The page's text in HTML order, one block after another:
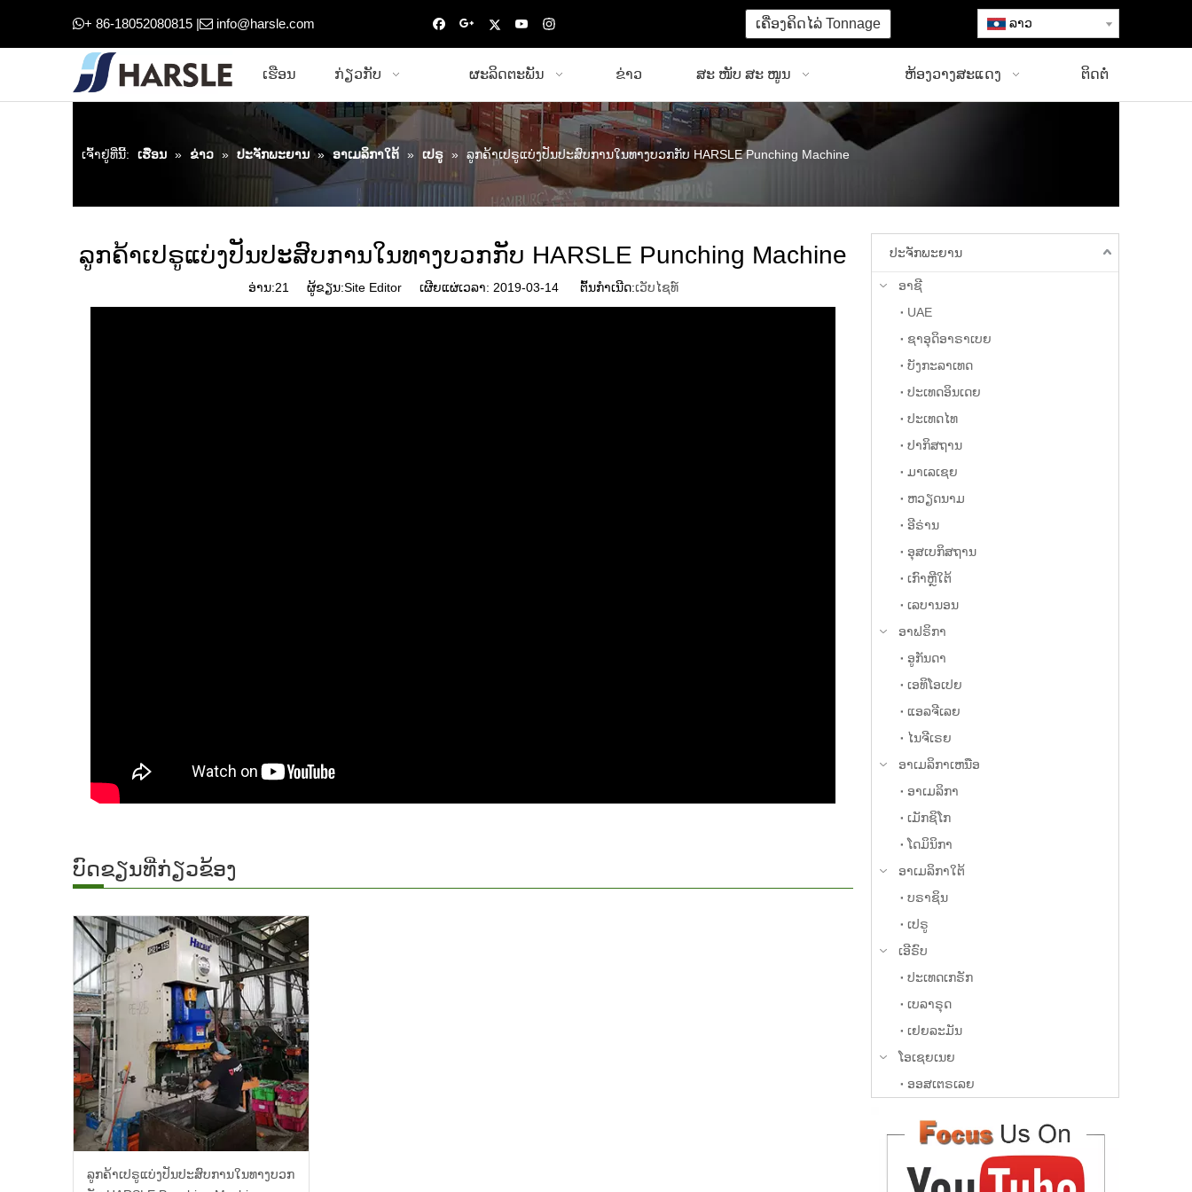
+ 86-18052080815 | info@harsle.com ເຄື່ອງຄິດໄລ່ Tonnage ລາວ
ເຮືອນ ກ່ຽວກັບ ຜະລິດຕະພັນ ຂ່າວ ສະ ໜັບ ສະ ໜູນ ຫ້ອງວາງສະແດງ ຕິດຕໍ່
ເຈົ້າ​ຢູ່​ທີ່​ນີ້: ເຮືອນ » ຂ່າວ » ປະຈັກພະຍານ » ອາ​ເມລິ​ກາ​ໃຕ້ » ເປຣູ » ລູກຄ້າເປຣູແບ່ງປັນປະສົບການໃນທາງບວກກັບ HARSLE Punching Machine
ລູກຄ້າເປຣູແບ່ງປັນປະສົບການໃນທາງບວກກັບ HARSLE Punching Machine
ອ່ານ:21 ຜູ້ຂຽນ:Site Editor ເຜີຍແຜ່ເວລາ: 2019-03-14 ຕົ້ນກໍາເນີດ:ເວັບໄຊທ໌
ບົດຂຽນທີ່ກ່ຽວຂ້ອງ
ລູກຄ້າເປຣູແບ່ງປັນປະສົບການໃນທາງບວກ
ປະຈັກພະຍານ
ອາຊີ
UAE
ຊາ​ອຸ​ດິ​ອາ​ຣາ​ເບຍ
ບັງກະລາເທດ
ປະເທດອິນເດຍ
ປະເທດໄທ
ປາກິສຖານ
ມາເລເຊຍ
ຫວຽດນາມ
ອີຣ່ານ
ອຸສເບກິສຖານ
ເກົາ​ຫຼີ​ໃຕ້
ເລບານອນ
ອາຟຣິກາ
ອູກັນດາ
ເອທິໂອເປຍ
ແອລຈີເລຍ
ໄນຈີເຣຍ
ອາ​ເມລິ​ກາ​ເຫນືອ
ອາເມລິກາ
ເມັກຊິໂກ
ໂດມິນິກາ
ອາ​ເມລິ​ກາ​ໃຕ້
ບຣາຊິນ
ເປຣູ
ເອີຣົບ
ປະເທດເກຣັກ
ເບລາຣຸດ
ເຢຍລະມັນ
ໂອເຊຍເນຍ
ອອສເຕຣເລຍ